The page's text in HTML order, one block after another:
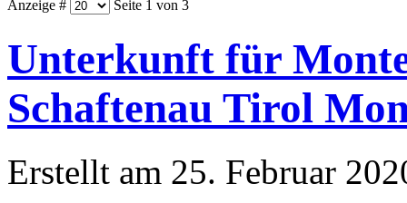
Anzeige #
Seite 1 von 3
Unterkunft für
Schaftenau Tirol
Erstellt am 25. Februar